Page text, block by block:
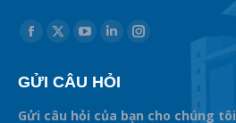
Find us on:
Facebook
opens
in
X
opens
in
YouTube
opens
in
Linkedin
opens
in
Instagram
in
GỬI CÂU HỎI
Gửi câu hỏi của bạn cho chúng tôi